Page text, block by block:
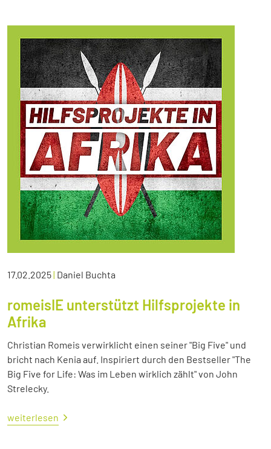
17.02.2025| Daniel Buchta
romeisIE unterstützt Hilfsprojekte in
Afrika
Christian Romeis verwirklicht einen seiner "Big Five" und
bricht nach Kenia auf. Inspiriert durch den Bestseller "The
Big Five for Life: Was im Leben wirklich zählt" von John
Strelecky.
weiterlesen